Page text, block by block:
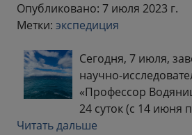
Опубликовано: 7 июля 2023 г.
Метки: экспедиция
Сегодня, 7 июля,
научно-
«Профессор
24 суток (с 14 июня
Читать дальше